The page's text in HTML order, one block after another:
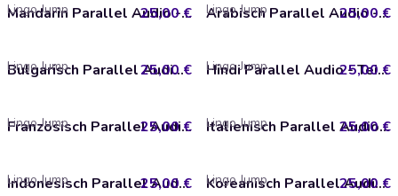
Mandarin Parallel Audio - Teil 1
Lingo Jump 25,00 € Arabisch Parallel Audio - Teil 1
Lingo Jump 25,00 €
Bulgarisch Parallel Audio - Teil 1
Lingo Jump 25,00 € Hindi Parallel Audio - Teil 1
Lingo Jump 25,00 €
Französisch Parallel Audio - Teil 1
Lingo Jump 25,00 € Italienisch Parallel Audio - Teil 1
Lingo Jump 25,00 €
Indonesisch Parallel Audio - Teil 1
Lingo Jump 25,00 € Koreanisch Parallel Audio - Teil 1
Lingo Jump 25,00 €